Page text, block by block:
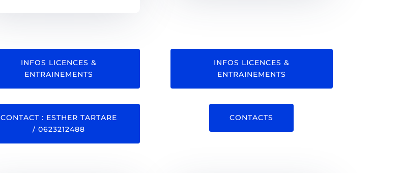
INFOS LICENCES &
ENTRAINEMENTS
CONTACT : ESTHER TARTARE
/ 0623212488
INFOS LICENCES &
ENTRAINEMENTS
CONTACTS